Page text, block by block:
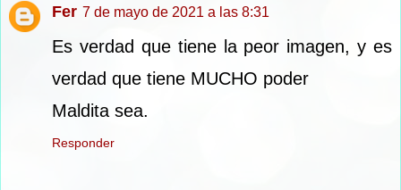
Fer 7 de mayo de 2021 a las 8:31
Es verdad que tiene la peor imagen, y es
verdad que tiene MUCHO poder
Maldita sea.
Responder